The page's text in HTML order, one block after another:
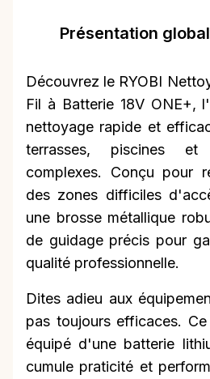
Présentation
Découvrez le RYOBI
Fil à Batterie 18V ONE+,
nettoyage rapide et
terrasses, piscines et
complexes. Conçu pour
des zones difficiles
une brosse métallique
de guidage précis pour
qualité professionnelle.
Dites adieu aux
pas toujours efficaces.
équipé d'une batterie
cumule praticité et